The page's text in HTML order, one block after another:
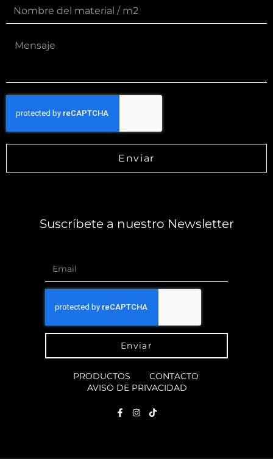
Enviar
Suscríbete a nuestro Newsletter
Enviar
PRODUCTOS
CONTACTO
AVISO DE PRIVACIDAD